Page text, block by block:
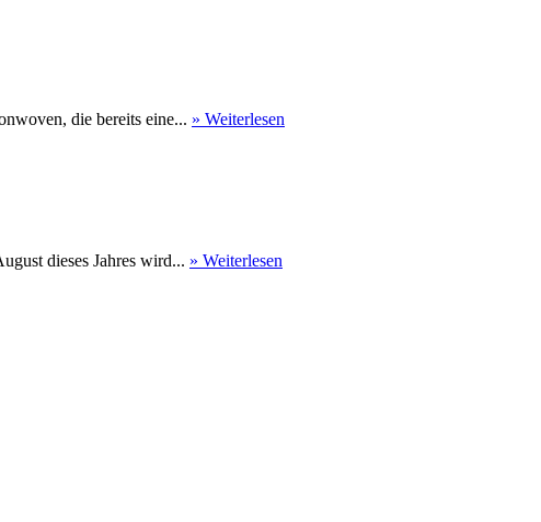
die bereits eine... » Weiterlesen
dieses Jahres wird... » Weiterlesen